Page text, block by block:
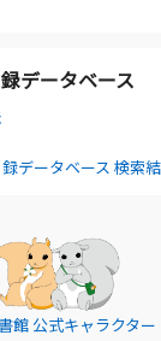
データベース
データベース 検索
館 公式キャラクター